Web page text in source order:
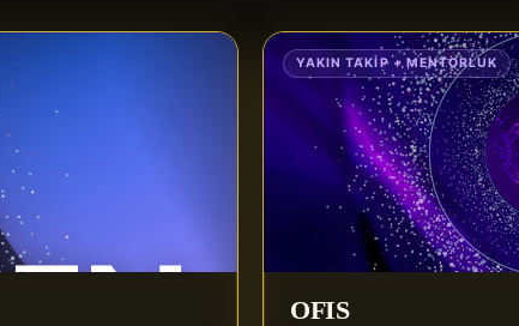
YAKIN TAKIP + MENTORLUK
OFIS